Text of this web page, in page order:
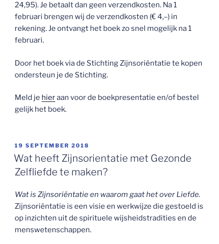
24,95). Je betaalt dan geen verzendkosten. Na 1
februari brengen wij de verzendkosten (€ 4,–) in
rekening. Je ontvangt het boek zo snel mogelijk na 1
februari.
Door het boek via de Stichting Zijnsoriëntatie te kopen
ondersteun je de Stichting.
Meld je hieraan voor de boekpresentatie en/of bestel
gelijk het boek.
GEPLAATST
OP
19 SEPTEMBER 2018
Wat heeft Zijnsorientatie met Gezonde
Zelfliefde te maken?
Wat is Zijnsoriëntatie en waarom gaat het over Liefde.
Zijnsoriëntatie is een visie en werkwijze die gestoeld is
op inzichten uit de spirituele wijsheidstradities en de
menswetenschappen.